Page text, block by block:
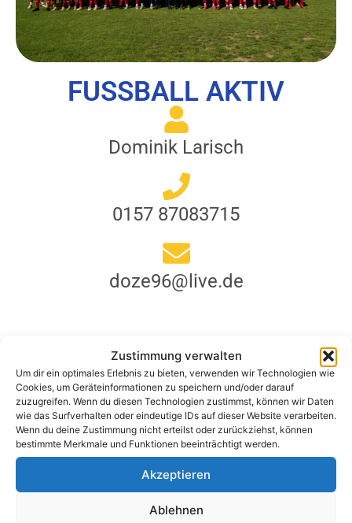
Zustimmung verwalten
Um dir ein optimales Erlebnis zu bieten, verwenden wir Technologien wie
Cookies, um Geräteinformationen zu speichern und/oder darauf
zuzugreifen. Wenn du diesen Technologien zustimmst, können wir Daten
wie das Surfverhalten oder eindeutige IDs auf dieser Website verarbeiten.
Wenn du deine Zustimmung nicht erteilst oder zurückziehst, können
bestimmte Merkmale und Funktionen beeinträchtigt werden.
Akzeptieren
Ablehnen
FUSSBALL AKTIV
Dominik Larisch
0157 87083715
doze96@live.de
TRAINING
unter der Leitung von Harry Haug und Uli Klar (SGM I),
Patrick Sailer und Hans Baur (SGM II /Reserve).